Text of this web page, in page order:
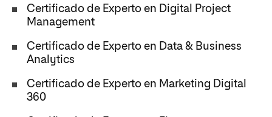
Certificado de Experto en Digital Project
Management
Certificado de Experto en Data & Business
Analytics
Certificado de Experto en Marketing Digital
360